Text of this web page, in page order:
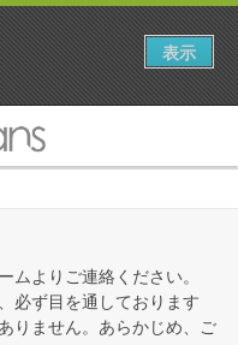
ムよりご連絡ください。
必ず目を通しております
りません。あらかじめ、ご
表示